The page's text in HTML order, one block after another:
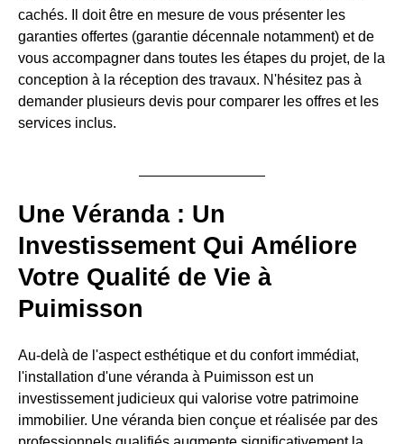
cachés. Il doit être en mesure de vous présenter les
garanties offertes (garantie décennale notamment) et de
vous accompagner dans toutes les étapes du projet, de la
conception à la réception des travaux. N'hésitez pas à
demander plusieurs devis pour comparer les offres et les
services inclus.
Une Véranda : Un
Investissement Qui Améliore
Votre Qualité de Vie à
Puimisson
Au-delà de l'aspect esthétique et du confort immédiat,
l'installation d'une véranda à Puimisson est un
investissement judicieux qui valorise votre patrimoine
immobilier. Une véranda bien conçue et réalisée par des